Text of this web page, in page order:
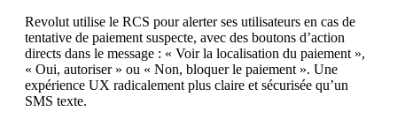
Revolut utilise le RCS pour alerter ses utilisateurs en cas de
tentative de paiement suspecte, avec des boutons d’action
directs dans le message : « Voir la localisation du paiement »,
« Oui, autoriser » ou « Non, bloquer le paiement ». Une
expérience UX radicalement plus claire et sécurisée qu’un
SMS texte.